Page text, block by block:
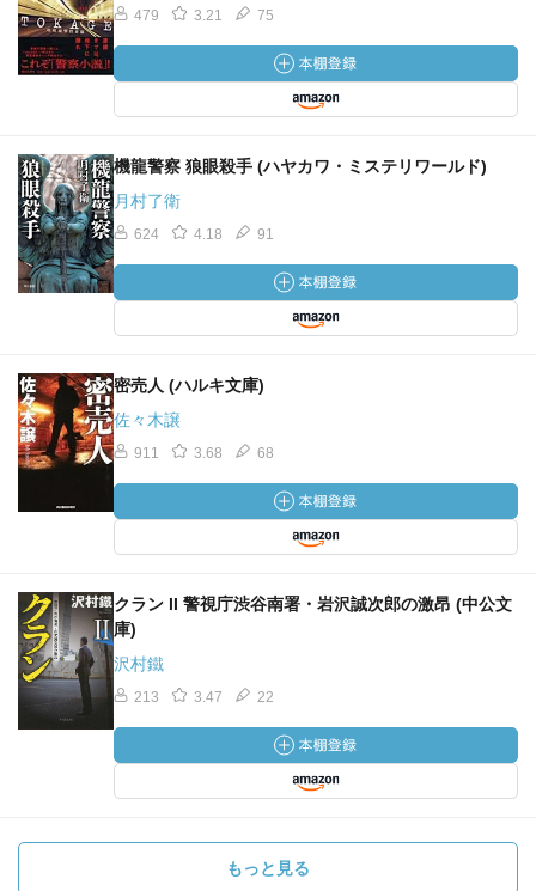
479 3.21 75
機龍警察 狼眼殺手 (ハヤカワ・ミステリワールド)
月村了衛
624 4.18 91
密売人 (ハルキ文庫)
佐々木譲
911 3.68 68
クラン II 警視庁渋谷南署・岩沢誠次郎の激昂 (中公文
庫)
沢村鐵
213 3.47 22
もっと見る